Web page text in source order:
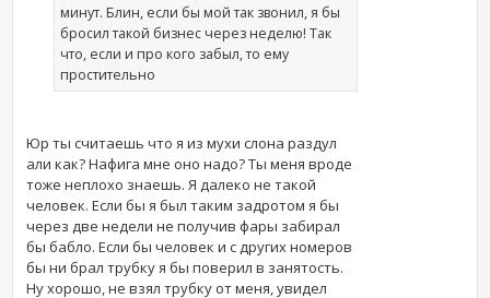
минут. Блин, если бы мой так звонил, я бы
бросил такой бизнес через неделю! Так
что, если и про кого забыл, то ему
простительно
Юр ты считаешь что я из мухи слона раздул
али как? Нафига мне оно надо? Ты меня вроде
тоже неплохо знаешь. Я далеко не такой
человек. Если бы я был таким задротом я бы
через две недели не получив фары забирал
бы бабло. Если бы человек и с других номеров
бы ни брал трубку я бы поверил в занятость.
Ну хорошо, не взял трубку от меня, увидел